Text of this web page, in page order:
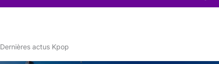
Dernières actus Kpop